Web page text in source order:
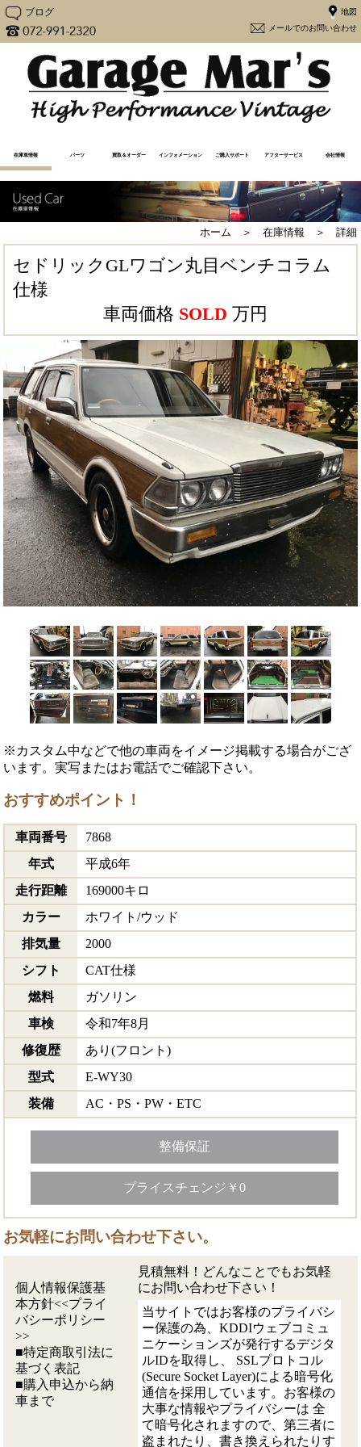
ブログ
メー
在庫車情報 パーツ 買取＆オーダー インフォメーション ご購入サポート アフターサービス 会社情報
ホーム ＞ 在庫情報 ＞ 詳細
セドリックGLワゴン丸目ベンチコラム
仕様
車両価格 SOLD 万円
※カスタム中などで他の車両をイメージ掲載する場合がござ
います。実写またはお電話でご確認下さい。
おすすめポイント！
車両番号
7868
年式
平成6年
走行距離
169000キロ
カラー
ホワイト/ウッド
排気量
2000
シフト
CAT仕様
燃料
ガソリン
車検
令和7年8月
修復歴
あり(フロント)
型式
E-WY30
装備
AC・PS・PW・ETC
整備保証
プライスチェンジ￥0
お気軽にお問い合わせ下さい。
個人情報保護基
本方針<<プライ
バシーポリシー
>>
■特定商取引法に
基づく表記
■購入申込から納
車まで
見積無料！どんなことでもお気軽
にお問い合わせ下さい！
当サイトではお客様のプライバシ
ー保護の為、KDDIウェブコミュ
ニケーションズが発行するデジタ
ルIDを取得し、 SSLプロトコル
(Secure Socket Layer)による暗号化
通信を採用しています。お客様の
大事な情報やプライバシーは 全
て暗号化されますので、第三者に
盗まれたり、書き換えられたりす